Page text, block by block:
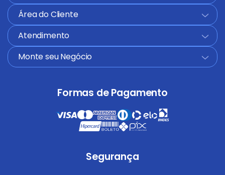
Área do Cliente
+
Atendimento
+
Monte seu Negócio
+
Formas de Pagamento
Segurança